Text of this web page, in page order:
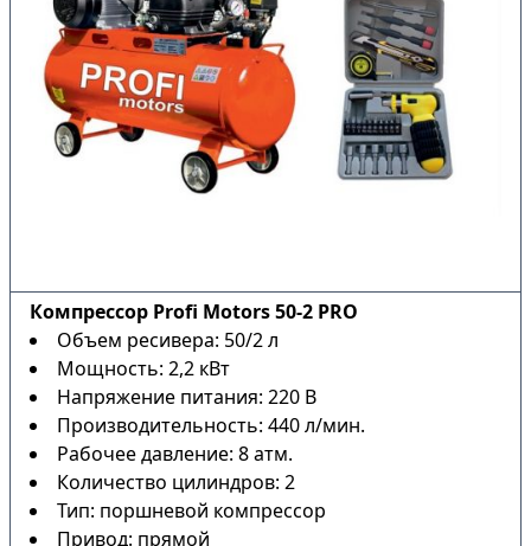
Компрессор Profi Motors 50-2 PRO
Объем ресивера: 50/2 л
Мощность: 2,2 кВт
Напряжение питания: 220 В
Производительность: 440 л/мин.
Рабочее давление: 8 атм.
Количество цилиндров: 2
Тип: поршневой компрессор
Привод: прямой